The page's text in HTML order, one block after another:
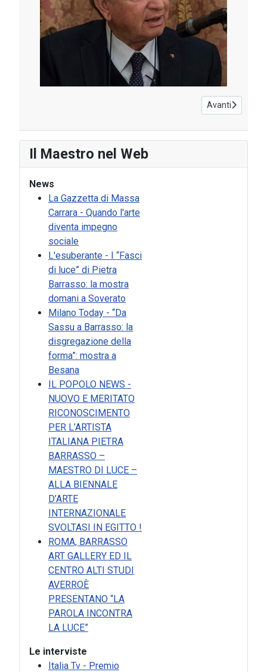
Il Maestro nel Web
News
La Gazzetta di Massa
Carrara - Quando l'arte
diventa impegno
sociale
L'esuberante - I “Fasci
di luce” di Pietra
Barrasso: la mostra
domani a Soverato
Milano Today - “Da
Sassu a Barrasso: la
disgregazione della
forma”: mostra a
Besana
IL POPOLO NEWS -
NUOVO E MERITATO
RICONOSCIMENTO
PER L’ARTISTA
ITALIANA PIETRA
BARRASSO –
MAESTRO DI LUCE –
ALLA BIENNALE
D’ARTE
INTERNAZIONALE
SVOLTASI IN EGITTO !
ROMA, BARRASSO
ART GALLERY ED IL
CENTRO ALTI STUDI
AVERROÈ
PRESENTANO “LA
PAROLA INCONTRA
LA LUCE”
Le interviste
Italia Tv - Premio
Articolo
Avanti